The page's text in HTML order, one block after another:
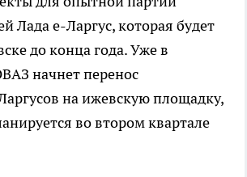
Лада е-Ларгус, которая будет
до конца года. Уже в
начнет перенос
на ижевскую площадку,
во втором квартале